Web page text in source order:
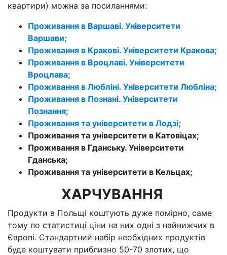
квартири) можна за посиланнями:
Проживання в Варшаві. Університети
Варшави;
Проживання в Кракові. Університети Кракова;
Проживання в Вроцлаві. Університети
Вроцлава;
Проживання в Любліні. Університети Любліна;
Проживання в Познані. Університети
Познання;
Проживання та університети в Лодзі;
Проживання та університети в Катовіцах;
Проживання в Гданську. Університети
Гданська;
Проживання та університети в Кельцах;
ХАРЧУВАННЯ
Продукти в Польщі коштують дуже помірно, саме
тому по статистиці ціни на них одні з найнижчих в
Європі. Стандартний набір необхідних продуктів
буде коштувати приблизно 50-70 злотих, що